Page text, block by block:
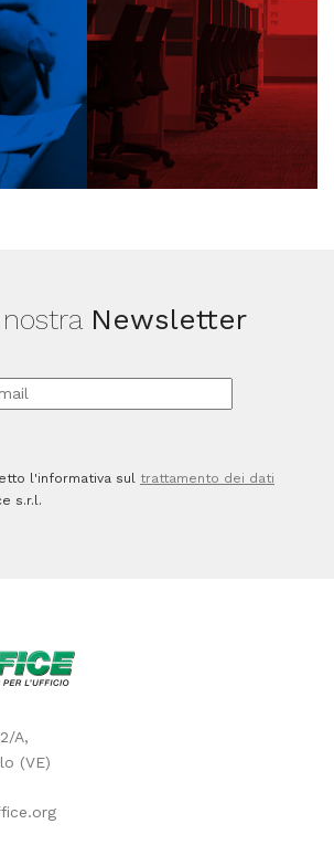
Newsletter
l'informativa sul trattamento dei dati
s.r.l.
A,
(VE)